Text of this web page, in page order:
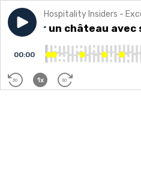
Play episodeAcheter un
Acheter un château
00:00
30 1x 30